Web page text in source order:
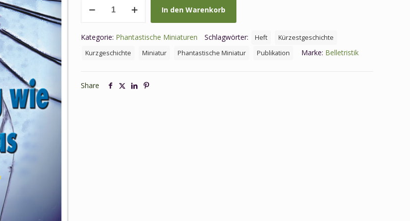
Blanc,
T.,
(Hg.):
In den Warenkorb
Kategorie: Phantastische Miniaturen Schlagwörter: Heft
Kürzestgeschichte
Kurzgeschichte
Miniatur Phantastische Miniatur Publikation Marke: Belletristik
Share